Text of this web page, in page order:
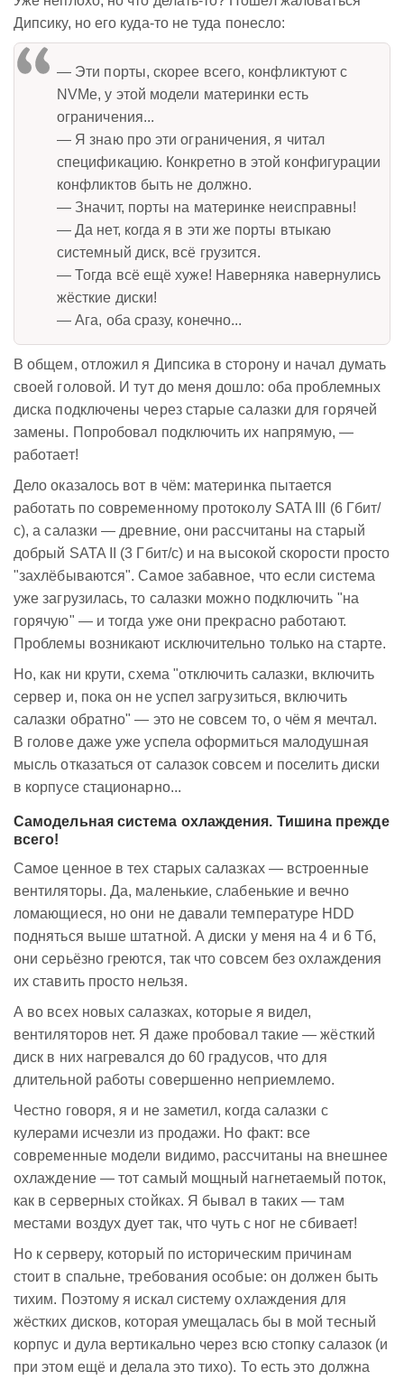
Дипсику, но его куда-то не туда понесло:
— Эти порты, скорее всего, конфликтуют с
NVMe, у этой модели материнки есть
ограничения...
— Я знаю про эти ограничения, я читал
спецификацию. Конкретно в этой конфигурации
конфликтов быть не должно.
— Значит, порты на материнке неисправны!
— Да нет, когда я в эти же порты втыкаю
системный диск, всё грузится.
— Тогда всё ещё хуже! Наверняка навернулись
жёсткие диски!
— Ага, оба сразу, конечно...
В общем, отложил я Дипсика в сторону и начал думать
своей головой. И тут до меня дошло: оба проблемных
диска подключены через старые салазки для горячей
замены. Попробовал подключить их напрямую, —
работает!
Дело оказалось вот в чём: материнка пытается
работать по современному протоколу SATA III (6 Гбит/
с), а салазки — древние, они рассчитаны на старый
добрый SATA II (3 Гбит/с) и на высокой скорости просто
"захлёбываются". Самое забавное, что если система
уже загрузилась, то салазки можно подключить "на
горячую" — и тогда уже они прекрасно работают.
Проблемы возникают исключительно только на старте.
Но, как ни крути, схема "отключить салазки, включить
сервер и, пока он не успел загрузиться, включить
салазки обратно" — это не совсем то, о чём я мечтал.
В голове даже уже успела оформиться малодушная
мысль отказаться от салазок совсем и поселить диски
в корпусе стационарно...
Самодельная система охлаждения. Тишина прежде
всего!
Самое ценное в тех старых салазках — встроенные
вентиляторы. Да, маленькие, слабенькие и вечно
ломающиеся, но они не давали температуре HDD
подняться выше штатной. А диски у меня на 4 и 6 Тб,
они серьёзно греются, так что совсем без охлаждения
их ставить просто нельзя.
А во всех новых салазках, которые я видел,
вентиляторов нет. Я даже пробовал такие — жёсткий
диск в них нагревался до 60 градусов, что для
длительной работы совершенно неприемлемо.
Честно говоря, я и не заметил, когда салазки с
кулерами исчезли из продажи. Но факт: все
современные модели видимо, рассчитаны на внешнее
охлаждение — тот самый мощный нагнетаемый поток,
как в серверных стойках. Я бывал в таких — там
местами воздух дует так, что чуть с ног не сбивает!
Но к серверу, который по историческим причинам
стоит в спальне, требования особые: он должен быть
тихим. Поэтому я искал систему охлаждения для
жёстких дисков, которая умещалась бы в мой тесный
корпус и дула вертикально через всю стопку салазок (и
при этом ещё и делала это тихо). То есть это должна